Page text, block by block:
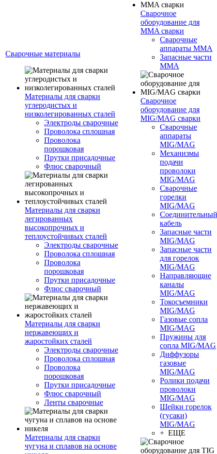
Сварочные материалы
Материалы для сварки
углеродистых и
низколегированных сталей
Электроды сварочные
Проволока сплошная
Проволока
порошковая
Прутки присадочные
Флюс сварочный
Материалы для сварки
легированных
высокопрочных и
теплоустойчивых сталей
Электроды сварочные
Проволока сплошная
Проволока
порошковая
Прутки присадочные
Флюс сварочный
Материалы для сварки
нержавеющих и
жаростойких сталей
Электроды сварочные
Проволока сплошная
Проволока
порошковая
Прутки присадочные
Флюс сварочный
Ленты сварочные
Материалы для сварки
чугуна и сплавов на основе
Сварочное
оборудование для
MMA сварки
Сварочные
аппараты MMA
Запасные части
MMA
Сварочное
оборудование для
MIG/MAG сварки
Сварочные
аппараты
MIG/MAG
Механизмы
подачи
проволоки
MIG/MAG
Сварочные
горелки
MIG/MAG
Соединительный
кабель
Запасные части
MIG/MAG
Запасные части
для горелок
MIG/MAG
Направляющие
каналы
MIG/MAG
Токосъемники
MIG/MAG
Газовые сопла
MIG/MAG
Пружины для
сопла MIG/MAG
Диффузоры
газовые
MIG/MAG
Ролики подачи
проволоки
MIG/MAG
Шейки горелок
(гусаки)
MIG/MAG
+ ЕЩЕ